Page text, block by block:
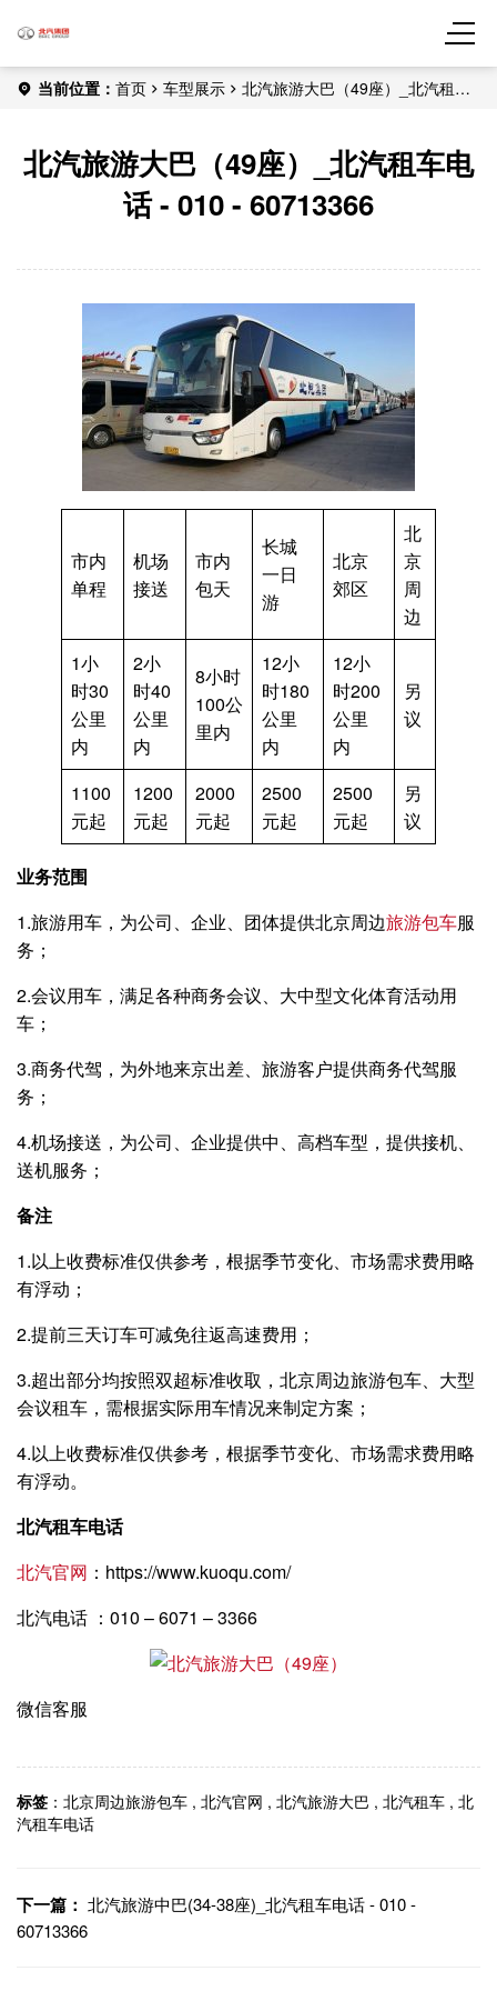
当前位置： 首页 车型展示
北汽旅游大巴（49座）_北汽租车
北汽旅游大巴（49座）_北汽租车电
话 - 010 - 60713366
市内
单程
机场
接送
市内
包天
长城
一日
游
北京
郊区
北
京
周
边
1小
时30
公里
内
2小
时40
公里
内
8小时
100公
里内
12小
时180
公里
内
12小
时200
公里
内
另
议
1100
元起
1200
元起
2000
元起
2500
元起
2500
元起
另
议
业务范围
1.旅游用车，为公司、企业、团体提供北京周边旅游包车服
务；
2.会议用车，满足各种商务会议、大中型文化体育活动用
车；
3.商务代驾，为外地来京出差、旅游客户提供商务代驾服
务；
4.机场接送，为公司、企业提供中、高档车型，提供接机、
送机服务；
备注
1.以上收费标准仅供参考，根据季节变化、市场需求费用略
有浮动；
2.提前三天订车可减免往返高速费用；
3.超出部分均按照双超标准收取，北京周边旅游包车、大型
会议租车，需根据实际用车情况来制定方案；
4.以上收费标准仅供参考，根据季节变化、市场需求费用略
有浮动。
北汽租车电话
北汽官网 ：https://www.kuoqu.com/
北汽电话 ：010 – 6071 – 3366
微信客服
标签 ： 北京周边旅游包车 , 北汽官网 , 北汽旅游大巴 , 北汽租车 , 北
汽租车电话
下一篇： 北汽旅游中巴(34-38座)_北汽租车电话 - 010 -
60713366